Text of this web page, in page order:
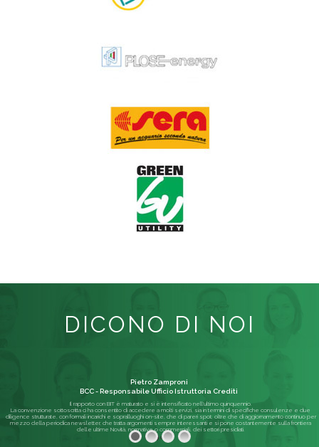
DICONO DI NOI
Il rapporto con BIT è maturato e si è intensificato nell'ultimo quinquennio.
La convenzione sottoscritta ci ha consentito di accedere a molti servizi, sia in termini di specifiche consulenze e due
diligence strutturate, con formali incarichi e sopralluoghi on-site, che di pareri spot; oltre che di aggiornamento continuo per
mezzo della periodica newsletter, che tratta argomenti sempre interessanti e si pone costantemente sulla frontiera
delle ultime Novità, normative o commerciali, dei settori presidiati.
Pietro Zamproni
BCC - Responsabile Ufficio Istruttoria Crediti
Leggi di più